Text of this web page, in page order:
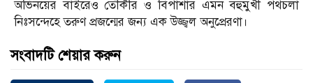
অভিনয়ের বাইরেও তৌকীর ও বিপাশার এমন বহুমুখী পথচলা
নিঃসন্দেহে তরুণ প্রজন্মের জন্য এক উজ্জ্বল অনুপ্রেরণা।
সংবাদটি শেয়ার করুন